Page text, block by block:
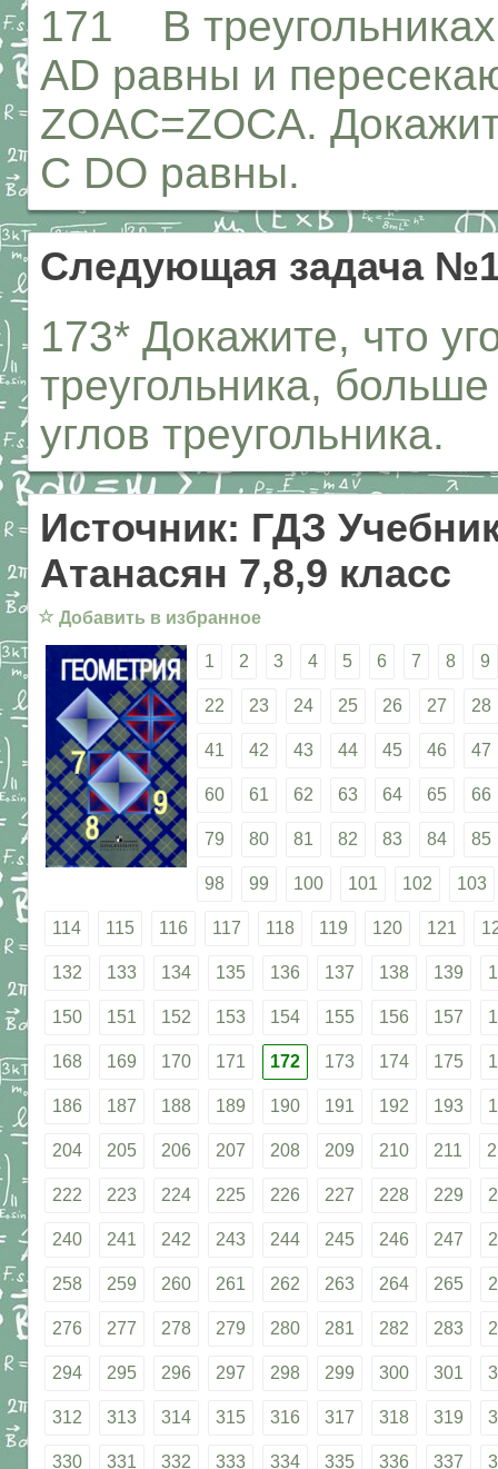
171 В
AD равны и
ZOAC=ZOCA.
С DO равны.
Следующая задача
173* Докажите, что
треугольника,
углов треугольника.
Источник: ГДЗ
Атанасян 7,8,9 класс
☆ Добавить в избранное
1 2 3 4 5 6 7 8 9
22 23 24 25 26 27 28
41 42 43 44 45 46 47
60 61 62 63 64 65 66
79 80 81 82 83 84 85
98 99 100 101 102 103
114 115 116 117 118 119 120 121
132 133 134 135 136 137 138 139
150 151 152 153 154 155 156 157
168 169 170 171 172 173 174 175
186 187 188 189 190 191 192 193
204 205 206 207 208 209 210 211
222 223 224 225 226 227 228 229
240 241 242 243 244 245 246 247
258 259 260 261 262 263 264 265
276 277 278 279 280 281 282 283
294 295 296 297 298 299 300 301
312 313 314 315 316 317 318 319
330 331 332 333 334 335 336 337